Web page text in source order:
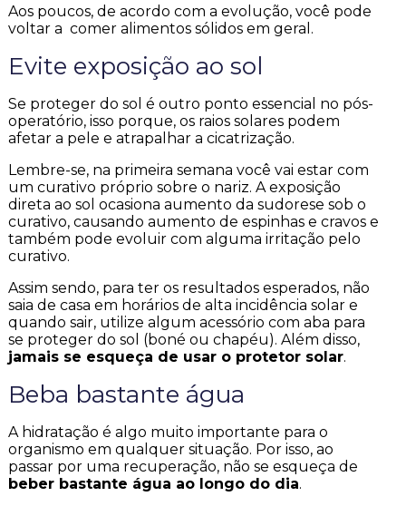
Aos poucos, de acordo com a evolução, você pode
voltar a comer alimentos sólidos em geral.
Evite exposição ao sol
Se proteger do sol é outro ponto essencial no pós-
operatório, isso porque, os raios solares podem
afetar a pele e atrapalhar a cicatrização.
Lembre-se, na primeira semana você vai estar com
um curativo próprio sobre o nariz. A exposição
direta ao sol ocasiona aumento da sudorese sob o
curativo, causando aumento de espinhas e cravos e
também pode evoluir com alguma irritação pelo
curativo.
Assim sendo, para ter os resultados esperados, não
saia de casa em horários de alta incidência solar e
quando sair, utilize algum acessório com aba para
se proteger do sol (boné ou chapéu). Além disso,
jamais se esqueça de usar o protetor solar.
Beba bastante água
A hidratação é algo muito importante para o
organismo em qualquer situação. Por isso, ao
passar por uma recuperação, não se esqueça de
beber bastante água ao longo do dia.